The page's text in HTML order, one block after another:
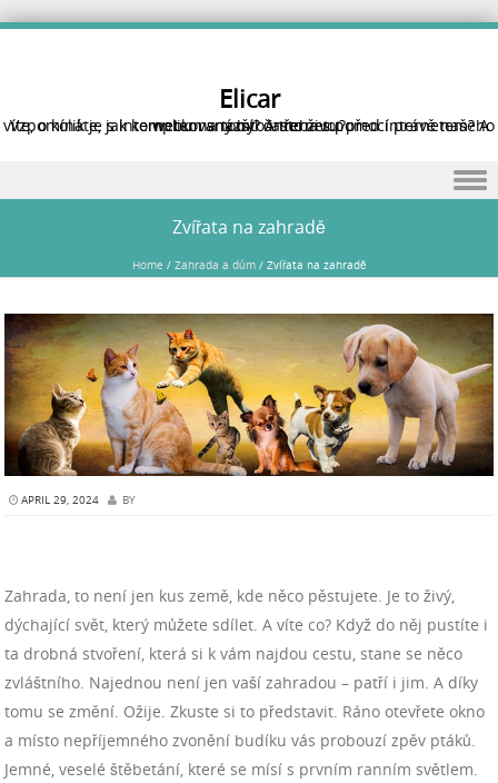
Elicar
Vzpomínáte, jak komplikovaný byl často život před internetem? A víte, o kolik je s internetem snazší? A třeba s pomocí právě našeho webu na tomto internetu?
Zvířata na zahradě
Home /Zahrada a dům /Zvířata na zahradě
APRIL 29, 2024 BY
Zahrada, to není jen kus země, kde něco pěstujete. Je to živý,
dýchající svět, který můžete sdílet. A víte co? Když do něj pustíte i
ta drobná stvoření, která si k vám najdou cestu, stane se něco
zvláštního. Najednou není jen vaší zahradou – patří i jim. A díky
tomu se změní. Ožije. Zkuste si to představit. Ráno otevřete okno
a místo nepříjemného zvonění budíku vás probouzí zpěv ptáků.
Jemné, veselé štěbetání, které se mísí s prvním ranním světlem.